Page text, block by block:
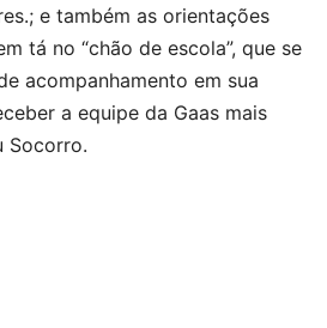
e também as orientações
tá no “chão de escola”, que se
acompanhamento em sua
a equipe da Gaas mais
Socorro.